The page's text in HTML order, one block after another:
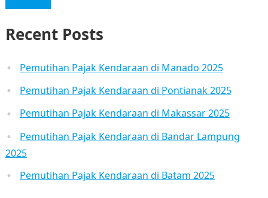
Recent Posts
Pemutihan Pajak Kendaraan di Manado 2025
Pemutihan Pajak Kendaraan di Pontianak 2025
Pemutihan Pajak Kendaraan di Makassar 2025
Pemutihan Pajak Kendaraan di Bandar Lampung
2025
Pemutihan Pajak Kendaraan di Batam 2025